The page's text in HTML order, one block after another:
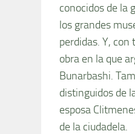
conocidos de la
los grandes
perdidas. Y, con
obra en la que
Bunarbashi.
distinguidos de
esposa
de la ciudadela.